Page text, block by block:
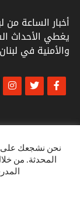
أخبار الساعة من
يغطي الأحداث
والأمنية في
© أخبار الشرقكل
نحن نشجعك على
المحدثة. من